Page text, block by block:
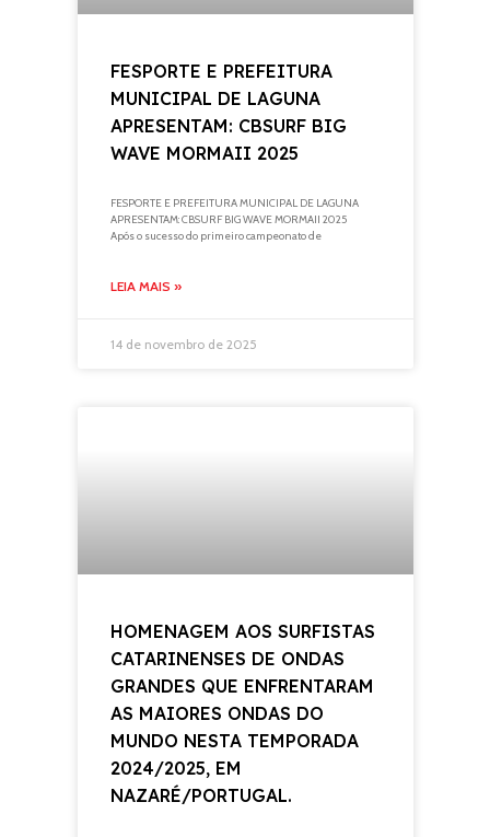
FESPORTE E PREFEITURA
MUNICIPAL DE LAGUNA
APRESENTAM: CBSURF BIG
WAVE MORMAII 2025
FESPORTE E PREFEITURA MUNICIPAL DE LAGUNA
APRESENTAM: CBSURF BIG WAVE MORMAII 2025
Após o sucesso do primeiro campeonato de
LEIA MAIS »
14 de novembro de 2025
HOMENAGEM AOS SURFISTAS
CATARINENSES DE ONDAS
GRANDES QUE ENFRENTARAM
AS MAIORES ONDAS DO
MUNDO NESTA TEMPORADA
2024/2025, EM
NAZARÉ/PORTUGAL.